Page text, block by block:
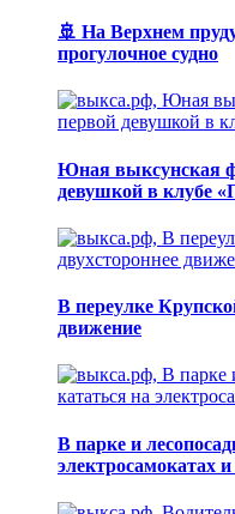
🚢 На Верхнем
прогулочное судно
Юная выксунская
девушкой в клубе
В переулке
движение
В парке и
электросамокатах